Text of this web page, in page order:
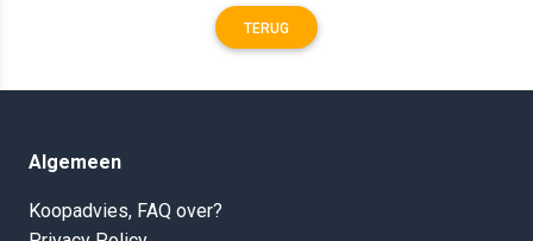
TERUG
Algemeen
Koopadvies, FAQ over?